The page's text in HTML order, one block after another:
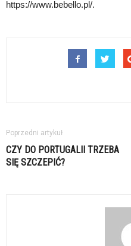
https://www.bebello.pl/.
Poprzedni artykuł
CZY DO PORTUGALII TRZEBA
SIĘ SZCZEPIĆ?